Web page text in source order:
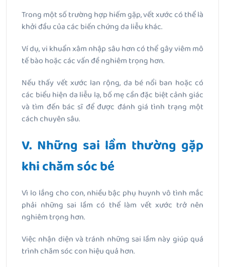
Trong một số trường hợp hiếm gặp, vết xước có thể là
khởi đầu của các biến chứng da liễu khác.
Ví dụ, vi khuẩn xâm nhập sâu hơn có thể gây viêm mô
tế bào hoặc các vấn đề nghiêm trọng hơn.
Nếu thấy vết xước lan rộng, da bé nổi ban hoặc có
các biểu hiện da liễu lạ, bố mẹ cần đặc biệt cảnh giác
và tìm đến bác sĩ để được đánh giá tình trạng một
cách chuyên sâu.
V. Những sai lầm thường gặp
khi chăm sóc bé
Vì lo lắng cho con, nhiều bậc phụ huynh vô tình mắc
phải những sai lầm có thể làm vết xước trở nên
nghiêm trọng hơn.
Việc nhận diện và tránh những sai lầm này giúp quá
trình chăm sóc con hiệu quả hơn.